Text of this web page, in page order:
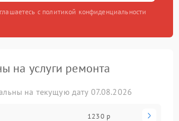
с политикой конфиденциальности
на услуги ремонта
на текущую дату 07.08.2026
1230 р